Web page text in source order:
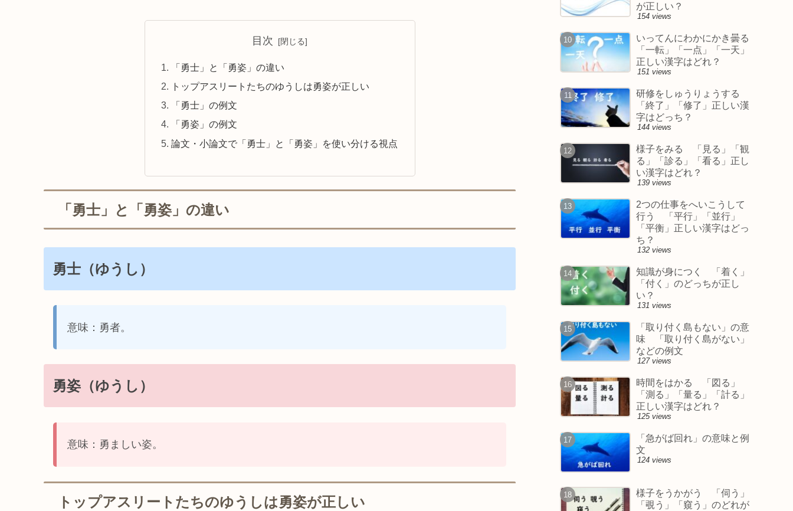
目次
「勇士」と「勇姿」の違い
トップアスリートたちのゆうしは勇姿が正しい
「勇士」の例文
「勇姿」の例文
論文・小論文で「勇士」と「勇姿」を使い分ける視点
「勇士」と「勇姿」の違い
勇士（ゆうし）
意味：勇者。
勇姿（ゆうし）
意味：勇ましい姿。
トップアスリートたちのゆうしは勇姿が正しい
が正しい？
154 views
いってんにわかにかき曇る
「一転」「一点」「一天」
正しい漢字はどれ？
151 views
研修をしゅうりょうする
「終了」「修了」正しい漢
字はどっち？
144 views
様子をみる 「見る」「観
る」「診る」「看る」正し
い漢字はどれ？
139 views
2つの仕事をへいこうして
行う 「平行」「並行」
「平衡」正しい漢字はどっ
ち？
132 views
知識が身につく 「着く」
「付く」のどっちが正し
い？
131 views
「取り付く島もない」の意
味 「取り付く島がない」
などの例文
127 views
時間をはかる 「図る」
「測る」「量る」「計る」
正しい漢字はどれ？
125 views
「急がば回れ」の意味と例
文
124 views
様子をうかがう 「伺う」
「覗う」「窺う」のどれが